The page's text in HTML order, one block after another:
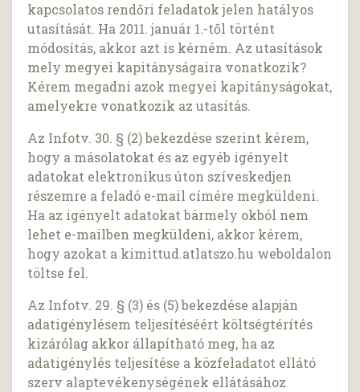
kapcsolatos rendőri feladatok jelen hatályos
utasítását. Ha 2011. január 1.-től történt
módosítás, akkor azt is kérném. Az utasítások
mely megyei kapitányságaira vonatkozik?
Kérem megadni azok megyei kapitányságokat,
amelyekre vonatkozik az utasítás.
Az Infotv. 30. § (2) bekezdése szerint kérem,
hogy a másolatokat és az egyéb igényelt
adatokat elektronikus úton szíveskedjen
részemre a feladó e-mail címére megküldeni.
Ha az igényelt adatokat bármely okból nem
lehet e-mailben megküldeni, akkor kérem,
hogy azokat a kimittud.atlatszo.hu weboldalon
töltse fel.
Az Infotv. 29. § (3) és (5) bekezdése alapján
adatigénylésem teljesítéséért költségtérítés
kizárólag akkor állapítható meg, ha az
adatigénylés teljesítése a közfeladatot ellátó
szerv alaptevékenységének ellátásához